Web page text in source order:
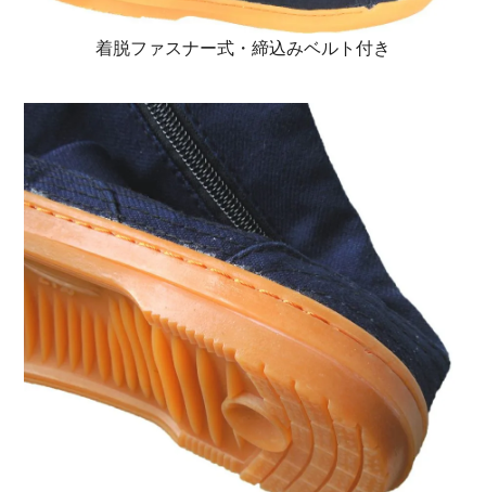
着脱ファスナー式・締込みベルト付き